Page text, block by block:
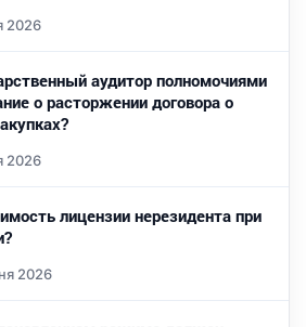
2026
аудитор полномочиями
о расторжении договора о
2026
лицензии нерезидента при
2026